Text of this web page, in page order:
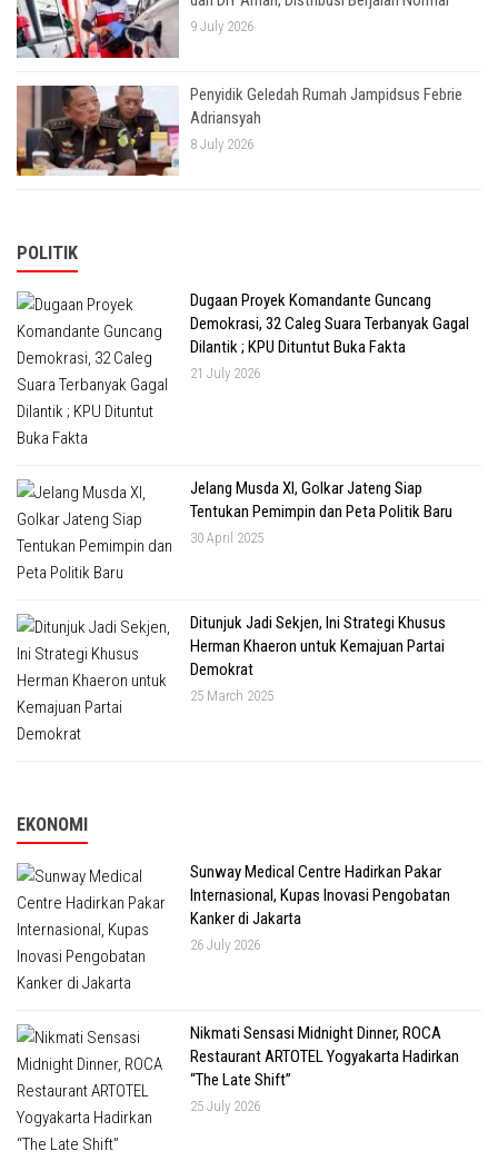
9 July 2026
Penyidik Geledah Rumah Jampidsus Febrie
Adriansyah
8 July 2026
POLITIK
Dugaan Proyek Komandante Guncang
Demokrasi, 32 Caleg Suara Terbanyak Gagal
Dilantik ; KPU Dituntut Buka Fakta
21 July 2026
Jelang Musda XI, Golkar Jateng Siap
Tentukan Pemimpin dan Peta Politik Baru
30 April 2025
Ditunjuk Jadi Sekjen, Ini Strategi Khusus
Herman Khaeron untuk Kemajuan Partai
Demokrat
25 March 2025
EKONOMI
Sunway Medical Centre Hadirkan Pakar
Internasional, Kupas Inovasi Pengobatan
Kanker di Jakarta
26 July 2026
Nikmati Sensasi Midnight Dinner, ROCA
Restaurant ARTOTEL Yogyakarta Hadirkan
“The Late Shift”
25 July 2026